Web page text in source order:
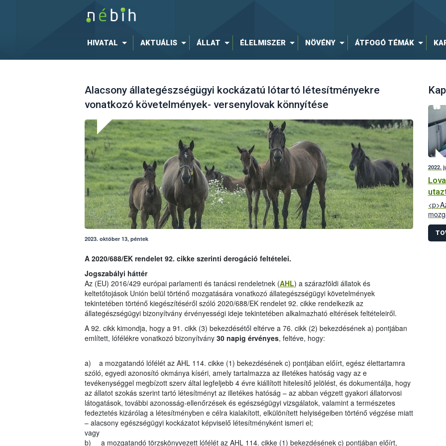
HIVATAL AKTUÁLIS ÁLLAT ÉLELMISZER NÖVÉNY ÁTFOGÓ TÉMÁK
Alacsony állategészségügyi kockázatú lótartó létesítményekre
vonatkozó követelmények- versenylovak könnyítése
2023. október 13, péntek
A 2020/688/EK rendelet 92. cikke szerinti derogáció feltételei.
Jogszabályi háttér
Az (EU) 2016/429 európai parlamenti és tanácsi rendeletnek (AHL) a szárazföldi állatok és
keltetőtojások Unión belül történő mozgatására vonatkozó állategészségügyi követelmények
tekintetében történő kiegészítéséről szóló 2020/688/EK rendelet 92. cikke rendelkezik az
állategészségügyi bizonyítvány érvényességi ideje tekintetében alkalmazható eltérések feltételeiről.
A 92. cikk kimondja, hogy a 91. cikk (3) bekezdésétől eltérve a 76. cikk (2) bekezdésének a) pontjában
említett, lófélékre vonatkozó bizonyítvány 30 napig érvényes, feltéve, hogy:
a) a mozgatandó lófélét az AHL 114. cikke (1) bekezdésének c) pontjában előírt, egész élettartamra
szóló, egyedi azonosító okmánya kíséri, amely tartalmazza az illetékes hatóság vagy az e
tevékenységgel megbízott szerv által legfeljebb 4 évre kiállított hitelesítő jelölést, és dokumentálja, hogy
az állatot szokás szerint tartó létesítményt az illetékes hatóság – az abban végzett gyakori állatorvosi
látogatások, további azonosság-ellenőrzések és egészségügyi vizsgálatok, valamint a természetes
fedeztetés kizárólag a létesítményben e célra kialakított, elkülönített helyiségeiben történő végzése miatt
– alacsony egészségügyi kockázatot képviselő létesítményként ismeri el;
vagy
b) a mozgatandó törzskönyvezett lófélét az AHL 114. cikke (1) bekezdésének c) pontjában előírt,
2022.